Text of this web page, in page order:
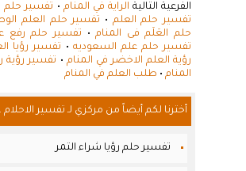
الفرعية التالية الراية في المنام • تفسير حلم
تفسير حلم العلم • تفسير حلم العلم
حلم العَلَم فى المنام• تفسير حلم رفع
تفسير حلم علم السعوديه • تفسير رؤيا
رؤية العلم الاخضر في المنام • تفسير رؤية
المنام • طلب العلم في المنام
أخترنا لكم أيضاً من مركزي لـ تفسير الاحلام
تفسير حلم رؤيا شراء التمر